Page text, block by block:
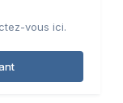
vous ici.